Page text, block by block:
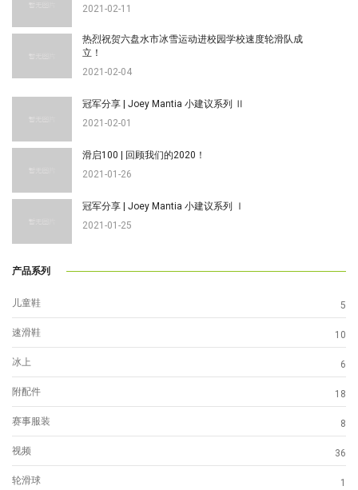
2021-02-11
热烈祝贺六盘水市冰雪运动进校园学校速度轮滑队成
立！
2021-02-04
冠军分享 | Joey Mantia 小建议系列 Ⅱ
2021-02-01
滑启100 | 回顾我们的2020！
2021-01-26
冠军分享 | Joey Mantia 小建议系列 Ⅰ
2021-01-25
产品系列
儿童鞋 5
速滑鞋 10
冰上 6
附配件 18
赛事服装 8
视频 36
轮滑球 1